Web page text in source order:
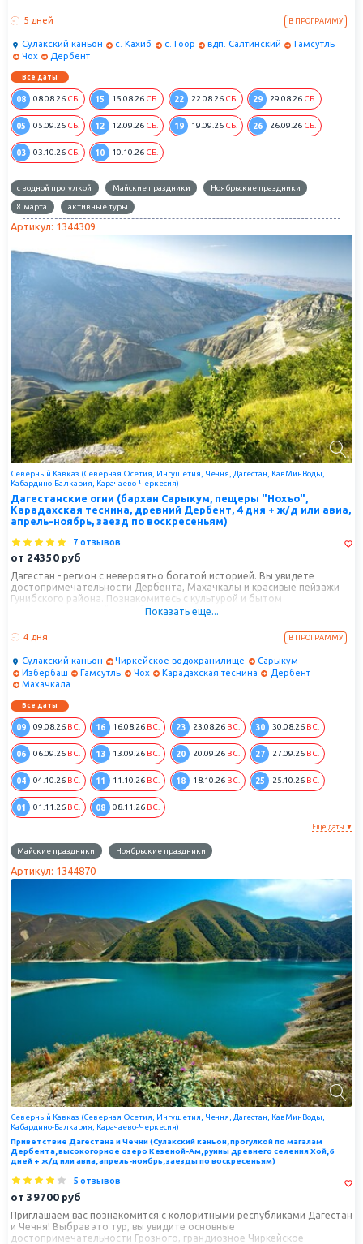
5 дней В ПРОГРАММУ
Сулакский каньон с. Кахиб с. Гоор вдп. Салтинский
Гамсутль
Чох
Дербент
Все даты
08 08.08.26 СБ. 15 15.08.26 СБ. 22 22.08.26 СБ. 29 29.08.26 СБ.
05 05.09.26 СБ. 12 12.09.26 СБ. 19 19.09.26 СБ. 26 26.09.26 СБ.
03 03.10.26 СБ. 10 10.10.26 СБ.
с водной прогулкой Майские праздники Ноябрьские праздники
8 марта активные туры
Артикул: 1344309
Северный Кавказ (Северная Осетия, Ингушетия, Чечня, Дагестан, КавМинВоды,
Кабардино-Балкария, Карачаево-Черкесия)
Дагестанские огни (бархан Сарыкум, пещеры "Нохъо",
Карадахская теснина, древний Дербент, 4 дня + ж/д или авиа,
апрель-ноябрь, заезд по воскресеньям)
7 отзывов
от 24350 руб
Дагестан - регион с невероятно богатой историей. Вы увидете
достопримечательности Дербента, Махачкалы и красивые пейзажи
Гунибского района. Познакомитесь с культурой и бытом
многонациональной республики. Дополнят впечатления
Показать еще...
4 дня В ПРОГРАММУ
Сулакский каньон Чиркейское водохранилище
Сарыкум
Избербаш
Гамсутль Чох Карадахская теснина
Дербент
Махачкала
Все даты
09 09.08.26 ВС. 16 16.08.26 ВС. 23 23.08.26 ВС. 30 30.08.26 ВС.
06 06.09.26 ВС. 13 13.09.26 ВС. 20 20.09.26 ВС. 27 27.09.26 ВС.
04 04.10.26 ВС. 11 11.10.26 ВС. 18 18.10.26 ВС. 25 25.10.26 ВС.
01 01.11.26 ВС. 08 08.11.26 ВС.
Ещё даты ▼
Майские праздники Ноябрьские праздники
Артикул: 1344870
Северный Кавказ (Северная Осетия, Ингушетия, Чечня, Дагестан, КавМинВоды,
Кабардино-Балкария, Карачаево-Черкесия)
Приветствие Дагестана и Чечни (Сулакский каньон, прогулкой по магалам
Дербента, высокогорное озеро Кезеной-Ам, руины древнего селения Хой, 6
дней + ж/д или авиа, апрель-ноябрь, заезды по воскресеньям)
5 отзывов
от 39700 руб
Приглашаем вас познакомится с колоритными республиками Дагестан
и Чечня! Выбрав это тур, вы увидите основные
достопримечательности Грозного, грандиозное Чиркейское